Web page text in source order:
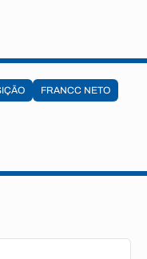
FRANCC NETO